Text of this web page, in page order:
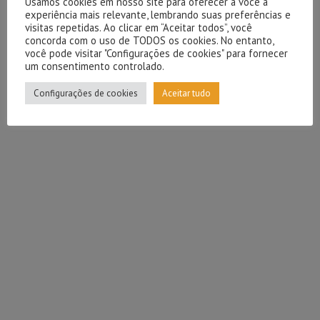
experiência mais relevante, lembrando suas preferências e
visitas repetidas. Ao clicar em “Aceitar todos”, você
concorda com o uso de TODOS os cookies. No entanto,
você pode visitar "Configurações de cookies" para fornecer
um consentimento controlado.
Configurações de cookies Aceitar tudo